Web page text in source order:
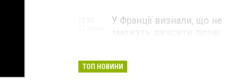
У Франції визнали, що не
ТОП НОВИНИ